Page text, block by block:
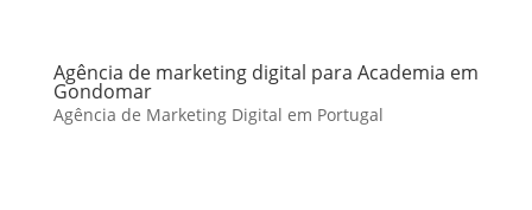
Agência de marketing digital para Academia em
Gondomar
Agência de Marketing Digital em Portugal